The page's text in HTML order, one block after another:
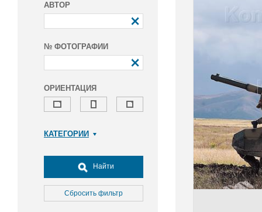
АВТОР
№ ФОТОГРАФИИ
ОРИЕНТАЦИЯ
КАТЕГОРИИ
Досуг, туризм и отдых
Культура
Медицина
Найти
Сбросить фильтр